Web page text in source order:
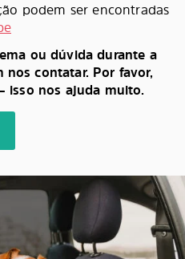
podem ser encontradas
ou dúvida durante a
contatar. Por favor,
isso nos ajuda muito.